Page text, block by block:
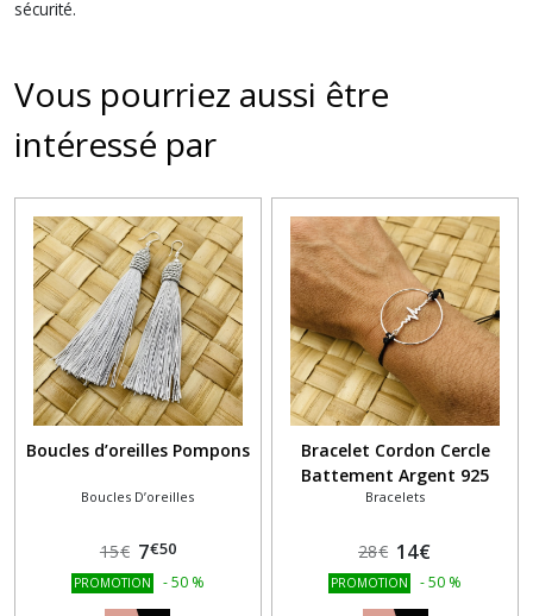
sécurité.
Vous pourriez aussi être
intéressé par
Boucles d’oreilles Pompons
Boucles D’oreilles
15€ 7€50
PROMOTION -50 %
Bracelet Cordon Cercle
Battement Argent 925
Bracelets
28€ 14€
PROMOTION -50 %